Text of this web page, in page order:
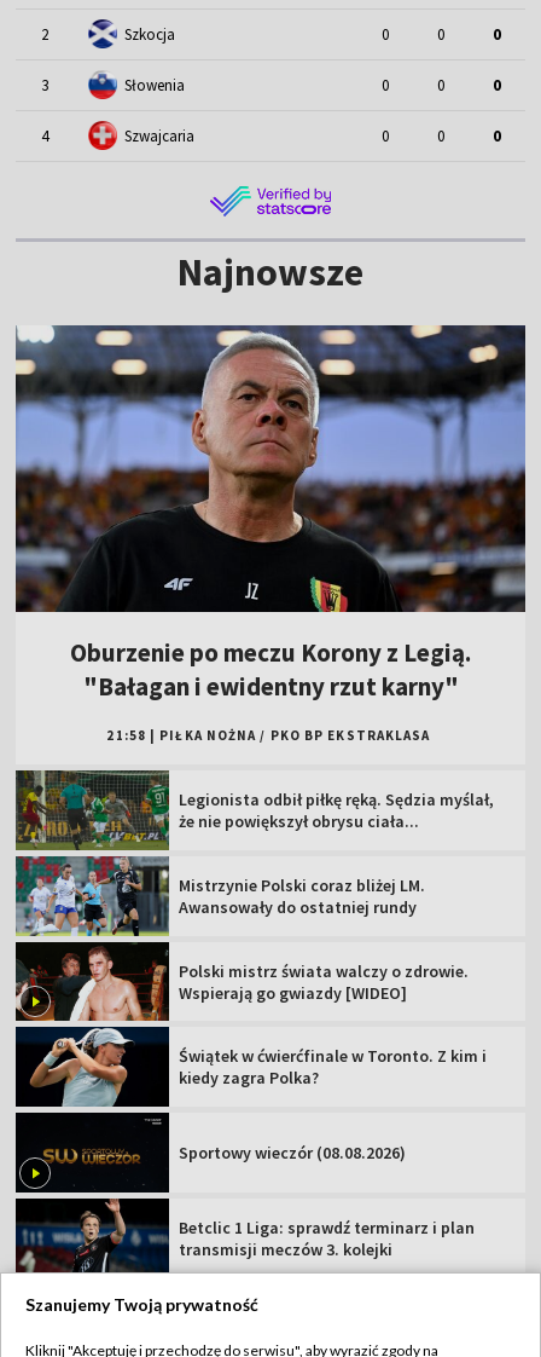
2 Szkocja 0 0 0
3 Słowenia 0 0 0
4 Szwajcaria 0 0 0
Najnowsze
Oburzenie po meczu Korony z Legią.
"Bałagan i ewidentny rzut karny"
21:58 PIŁKA NOŻNA / PKO BP EKSTRAKLASA
Legionista odbił piłkę ręką. Sędzia myślał,
że nie powiększył obrysu ciała...
Mistrzynie Polski coraz bliżej LM.
Awansowały do ostatniej rundy
Polski mistrz świata walczy o zdrowie.
Wspierają go gwiazdy [WIDEO]
Świątek w ćwierćfinale w Toronto. Z kim i
kiedy zagra Polka?
Sportowy wieczór (08.08.2026)
Betclic 1 Liga: sprawdź terminarz i plan
transmisji meczów 3. kolejki
Szanujemy Twoją prywatność
Kliknij "Akceptuję i przechodzę do serwisu", aby wyrazić zgody na